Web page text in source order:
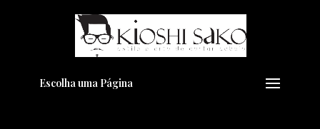
Escolha uma Página
Pensando em transformar seu
Visual??